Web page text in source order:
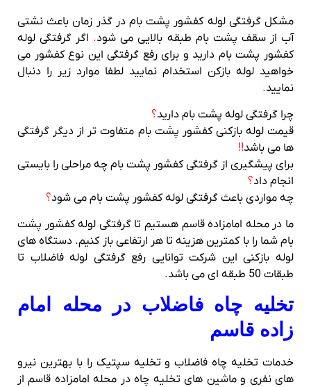
مشکل گرفتگی لوله کفشور پشت بام در گذر زمان باعث نشتی
آب از سقف پشت بام طبقه بالایی می شود.اگر گرفتگی لوله
کفشور پشت بام دارید و برای رفع گرفتگی این نوع کفشور می
خواهید لوله بازکن استخدام نمایید لطفا موارد زیر را دنبال
نمایید.
چرا گرفتگی لوله پشت بام دارید؟
قیمت لوله بازکنی کفشور پشت بام متفاوت تر از دیگر گرفتگی
ها می باشد!!
برای پیشگیری از گرفتگی کفشور پشت بام چه مراحلی را بایستی
انجام داد؟
چه مواردی باعث گرفتگی لوله کفشور پشت بام می شود؟
ما در محله امامزاده قاسم هستیم تا گرفتگی لوله کفشور پشت
بام شما را با کمترین هزینه تا هر ارتفاعی باز کنیم. دستگاه های
لوله بازکنی این شرکت توانایی رفع گرفتگی لوله فاضلاب تا
طبقات 50 طبقه ای می باشد
.
تخلیه چاه فاضلاب در محله امام
زاده قاسم
خدمات تخلیه چاه فاضلاب و تخلیه سپتیک را با بهترین نیرو
های نفری و ماشین های تخلیه چاه در محله امامزاده قاسم از